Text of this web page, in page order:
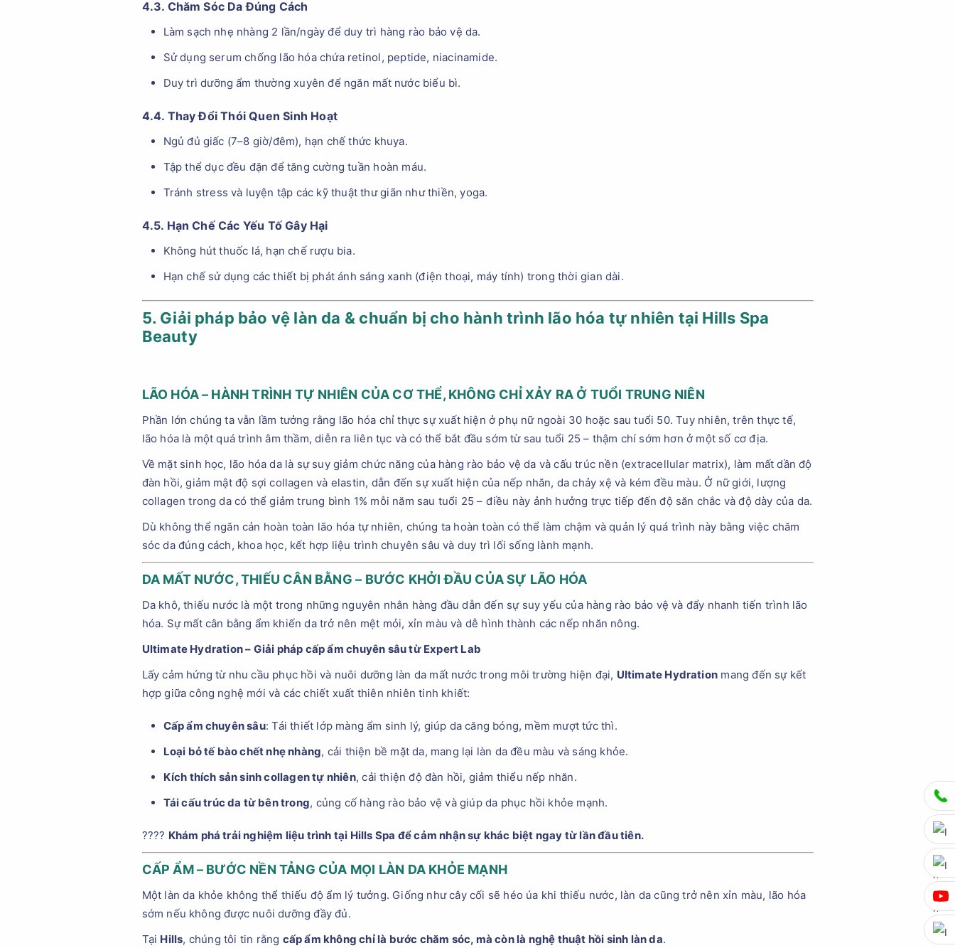
4.3. Chăm Sóc Da Đúng Cách
Làm sạch nhẹ nhàng 2 lần/ngày để duy trì hàng rào bảo vệ da.
Sử dụng serum chống lão hóa chứa retinol, peptide, niacinamide.
Duy trì dưỡng ẩm thường xuyên để ngăn mất nước biểu bì.
4.4. Thay Đổi Thói Quen Sinh Hoạt
Ngủ đủ giấc (7–8 giờ/đêm), hạn chế thức khuya.
Tập thể dục đều đặn để tăng cường tuần hoàn máu.
Tránh stress và luyện tập các kỹ thuật thư giãn như thiền, yoga.
4.5. Hạn Chế Các Yếu Tố Gây Hại
Không hút thuốc lá, hạn chế rượu bia.
Hạn chế sử dụng các thiết bị phát ánh sáng xanh (điện thoại, máy tính) trong thời gian dài.
5. Giải pháp bảo vệ làn da & chuẩn bị cho hành trình lão hóa tự nhiên tại Hills Spa
Beauty
LÃO HÓA – HÀNH TRÌNH TỰ NHIÊN CỦA CƠ THỂ, KHÔNG CHỈ XẢY RA Ở TUỔI TRUNG NIÊN
Phần lớn chúng ta vẫn lầm tưởng rằng lão hóa chỉ thực sự xuất hiện ở phụ nữ ngoài 30 hoặc sau tuổi 50. Tuy nhiên, trên thực tế,
lão hóa là một quá trình âm thầm, diễn ra liên tục và có thể bắt đầu sớm từ sau tuổi 25 – thậm chí sớm hơn ở một số cơ địa.
Về mặt sinh học, lão hóa da là sự suy giảm chức năng của hàng rào bảo vệ da và cấu trúc nền (extracellular matrix), làm mất dần độ
đàn hồi, giảm mật độ sợi collagen và elastin, dẫn đến sự xuất hiện của nếp nhăn, da chảy xệ và kém đều màu. Ở nữ giới, lượng
collagen trong da có thể giảm trung bình 1% mỗi năm sau tuổi 25 – điều này ảnh hưởng trực tiếp đến độ săn chắc và độ dày của da.
Dù không thể ngăn cản hoàn toàn lão hóa tự nhiên, chúng ta hoàn toàn có thể làm chậm và quản lý quá trình này bằng việc chăm
sóc da đúng cách, khoa học, kết hợp liệu trình chuyên sâu và duy trì lối sống lành mạnh.
DA MẤT NƯỚC, THIẾU CÂN BẰNG – BƯỚC KHỞI ĐẦU CỦA SỰ LÃO HÓA
Da khô, thiếu nước là một trong những nguyên nhân hàng đầu dẫn đến sự suy yếu của hàng rào bảo vệ và đẩy nhanh tiến trình lão
hóa. Sự mất cân bằng ẩm khiến da trở nên mệt mỏi, xỉn màu và dễ hình thành các nếp nhăn nông.
Ultimate Hydration – Giải pháp cấp ẩm chuyên sâu từ Expert Lab
Lấy cảm hứng từ nhu cầu phục hồi và nuôi dưỡng làn da mất nước trong môi trường hiện đại, Ultimate Hydration mang đến sự kết
hợp giữa công nghệ mới và các chiết xuất thiên nhiên tinh khiết:
Cấp ẩm chuyên sâu: Tái thiết lớp màng ẩm sinh lý, giúp da căng bóng, mềm mượt tức thì.
Loại bỏ tế bào chết nhẹ nhàng, cải thiện bề mặt da, mang lại làn da đều màu và sáng khỏe.
Kích thích sản sinh collagen tự nhiên, cải thiện độ đàn hồi, giảm thiểu nếp nhăn.
Tái cấu trúc da từ bên trong, củng cố hàng rào bảo vệ và giúp da phục hồi khỏe mạnh.
???? Khám phá trải nghiệm liệu trình tại Hills Spa để cảm nhận sự khác biệt ngay từ lần đầu tiên.
CẤP ẨM – BƯỚC NỀN TẢNG CỦA MỌI LÀN DA KHỎE MẠNH
Một làn da khỏe không thể thiếu độ ẩm lý tưởng. Giống như cây cối sẽ héo úa khi thiếu nước, làn da cũng trở nên xỉn màu, lão hóa
sớm nếu không được nuôi dưỡng đầy đủ.
Tại Hills, chúng tôi tin rằng cấp ẩm không chỉ là bước chăm sóc, mà còn là nghệ thuật hồi sinh làn da.